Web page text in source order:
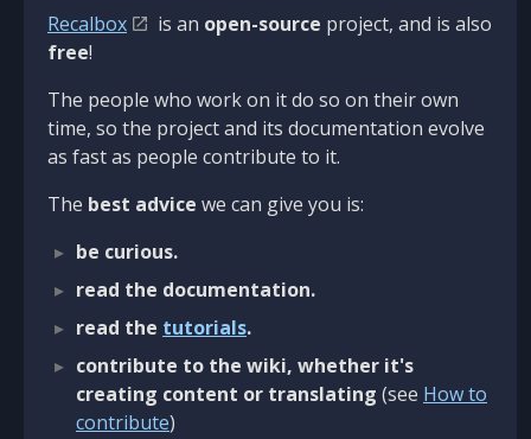
Recalbox is an open-source project, and is also
free!
The people who work on it do so on their own
time, so the project and its documentation evolve
as fast as people contribute to it.
The best advice we can give you is:
be curious.
read the documentation.
read the tutorials.
contribute to the wiki, whether it's
creating content or translating (see How to
contribute)